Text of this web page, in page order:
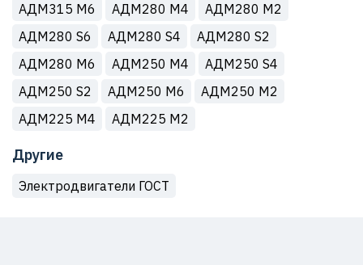
АДМ315 M6
АДМ280 М4
АДМ280 М2
АДМ280 S6
АДМ280 S4
АДМ280 S2
АДМ280 M6
АДМ250 М4
АДМ250 S4
АДМ250 S2
АДМ250 M6
АДМ250 M2
АДМ225 М4
АДМ225 M2
Другие
Электродвигатели ГОСТ